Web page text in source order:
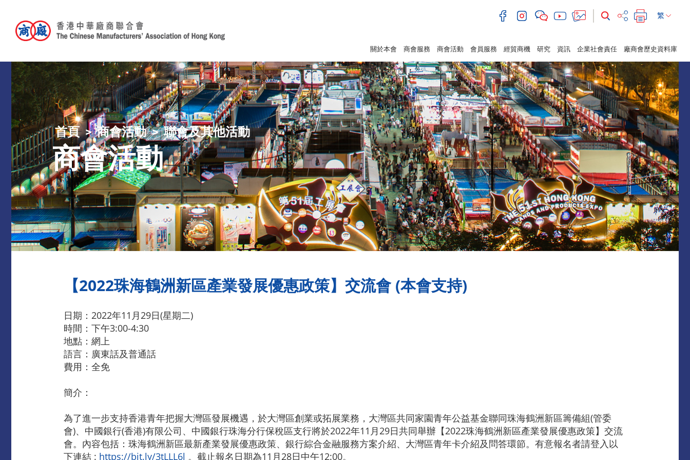
繁
關於本會 商會服務 商會活動 會員服務 經貿商機 研究 資訊 企業社會責任 廠商會歷史資料庫
首頁 商會活動 聯會及其他活動
商會活動
【2022珠海鶴洲新區產業發展優惠政策】交流會 (本會支持)
日期：2022年11月29日(星期二)
時間：下午3:00-4:30
地點：網上
語言：廣東話及普通話
費用：全免
簡介：
為了進一步支持香港青年把握大灣區發展機遇，於大灣區創業或拓展業務，大灣區共同家園青年公益基金聯同珠海鶴洲新區籌備組(管委
會)、中國銀行(香港)有限公司、中國銀行珠海分行保稅區支行將於2022年11月29日共同舉辦【2022珠海鶴洲新區產業發展優惠政策】交流
會。內容包括：珠海鶴洲新區最新產業發展優惠政策、銀行綜合金融服務方案介紹、大灣區青年卡介紹及問答環節。有意報名者請登入以
下連結 : https://bit.ly/3tLLL6l 。截止報名日期為11月28日中午12:00。